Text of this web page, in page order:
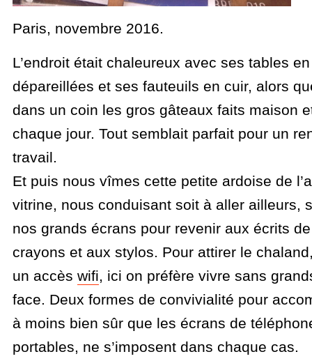
Paris, novembre 2016.
L’endroit était chaleureux avec ses tables
dépareillées et ses fauteuils en cuir, alors
dans un coin les gros gâteaux faits maison
chaque jour. Tout semblait parfait pour un
travail.
Et puis nous vîmes cette petite ardoise de
vitrine, nous conduisant soit à aller ailleurs,
nos grands écrans pour revenir aux écrits
crayons et aux stylos. Pour attirer le
un accès wifi, ici on préfère vivre sans
face. Deux formes de convivialité pour
à moins bien sûr que les écrans de
portables, ne s’imposent dans chaque cas.